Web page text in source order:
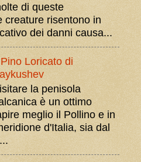
di queste
creature risentono in
dei danni causa...
Loricato di
la penisola
è un ottimo
meglio il Pollino e in
d'Italia, sia dal